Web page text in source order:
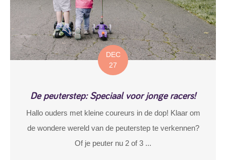
DEC
27
De peuterstep: Speciaal voor jonge racers!
Hallo ouders met kleine coureurs in de dop! Klaar om
de wondere wereld van de peuterstep te verkennen?
Of je peuter nu 2 of 3 ...